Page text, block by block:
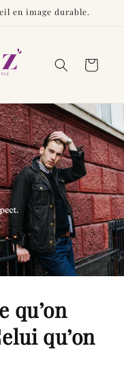
en image durable.
Panier
qu’on
qu’on